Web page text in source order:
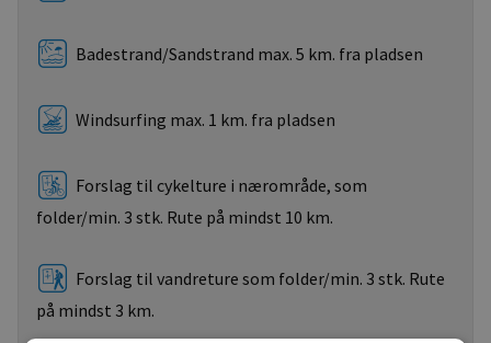
Badestrand/Sandstrand max. 5 km. fra pladsen
Windsurfing max. 1 km. fra pladsen
Forslag til cykelture i nærområde, som
folder/min. 3 stk. Rute på mindst 10 km.
Forslag til vandreture som folder/min. 3 stk. Rute
på mindst 3 km.